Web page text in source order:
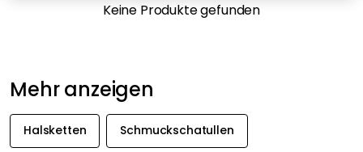
Keine Produkte gefunden
Mehr anzeigen
Halsketten Schmuckschatullen